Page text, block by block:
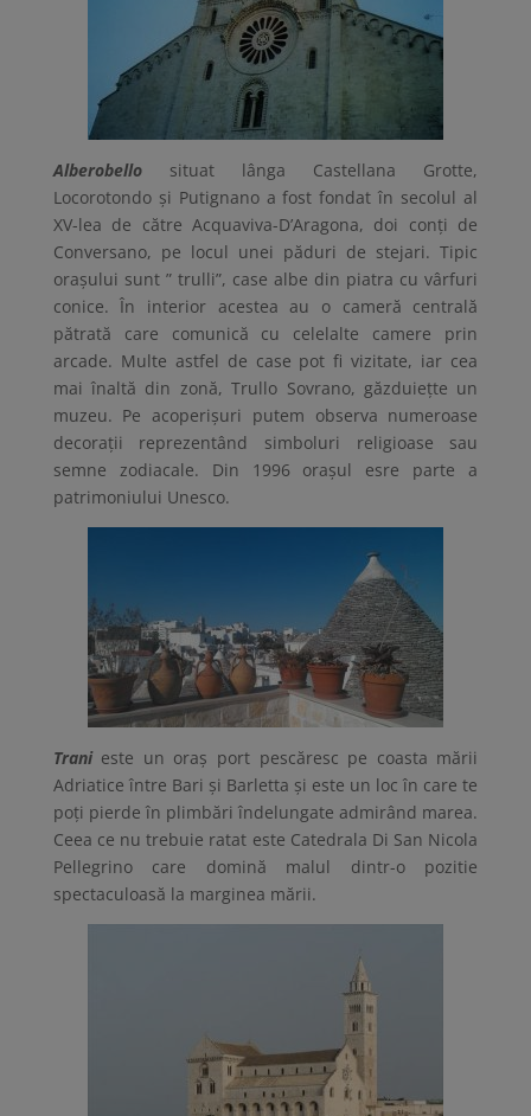
Alberobellosituat lânga Castellana Grotte,
Locorotondo și Putignano a fost fondat în secolul al
XV-lea de către Acquaviva-D’Aragona, doi conți de
Conversano, pe locul unei păduri de stejari. Tipic
orașului sunt ” trulli”, case albe din piatra cu vârfuri
conice. În interior acestea au o cameră centrală
pătrată care comunică cu celelalte camere prin
arcade. Multe astfel de case pot fi vizitate, iar cea
mai înaltă din zonă, Trullo Sovrano, găzduiețte un
muzeu. Pe acoperișuri putem observa numeroase
decorații reprezentând simboluri religioase sau
semne zodiacale. Din 1996 orașul esre parte a
patrimoniului Unesco.
Tranieste un oraș port pescăresc pe coasta mării
Adriatice între Bari și Barletta și este un loc în care te
poți pierde în plimbări îndelungate admirând marea.
Ceea ce nu trebuie ratat este Catedrala Di San Nicola
Pellegrino care domină malul dintr-o pozitie
spectaculoasă la marginea mării.